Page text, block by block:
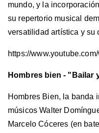
mundo, y la
su repertorio musical
versatilidad artística y su
https://
Hombres bien - "Bailar
Hombres Bien, la banda
músicos Walter
Marcelo Cóceres (en